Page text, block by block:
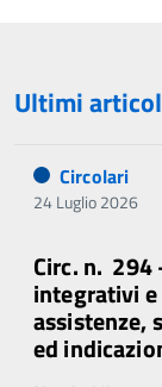
Ultimi
Circolari
24 Luglio 2026
Circ. n. 294
integrativi
assistenze,
ed